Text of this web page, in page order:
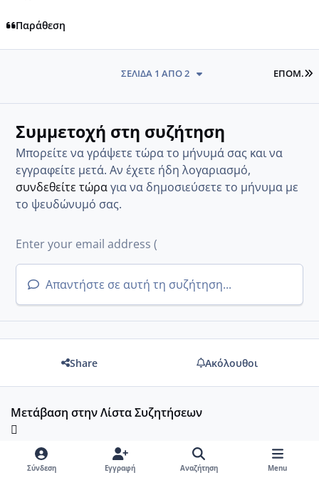
Παράθεση
ΕΠΌΜ.
ΣΕΛΊΔΑ 1 ΑΠΌ 2
Συμμετοχή στη συζήτηση
Μπορείτε να γράψετε τώρα το μήνυμά σας και να
εγγραφείτε μετά. Αν έχετε ήδη λογαριασμό,
συνδεθείτε τώραγια να δημοσιεύσετε το μήνυμα με
το ψευδώνυμό σας.
Απαντήστε σε αυτή τη συζήτηση...
Share Ακόλουθοι
Μετάβαση στην Λίστα Συζητήσεων
Σύνδεση Εγγραφή Αναζήτηση Menu